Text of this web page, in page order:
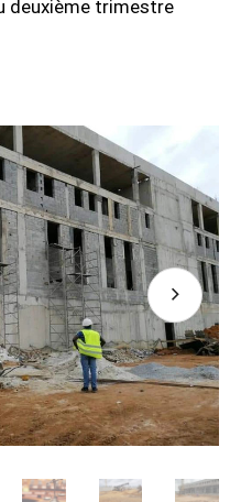
deuxième trimestre